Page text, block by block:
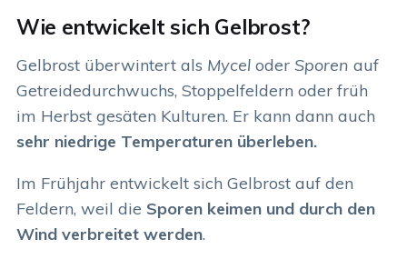
Wie entwickelt sich Gelbrost?
Gelbrost überwintert als Mycel oder Sporen auf
Getreidedurchwuchs, Stoppelfeldern oder früh
im Herbst gesäten Kulturen. Er kann dann auch
sehr niedrige Temperaturen überleben.
Im Frühjahr entwickelt sich Gelbrost auf den
Feldern, weil die Sporen keimen und durch den
Wind verbreitet werden.